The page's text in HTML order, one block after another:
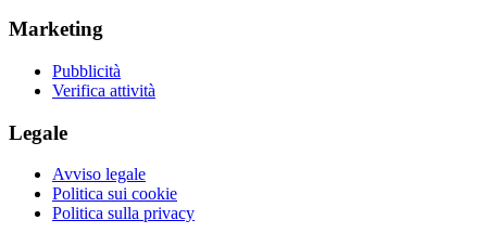
Marketing
Pubblicità
Verifica attività
Legale
Avviso legale
Politica sui cookie
Politica sulla privacy